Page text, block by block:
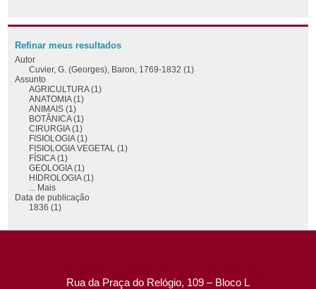
Refinar meus resultados
Autor
Cuvier, G. (Georges), Baron, 1769-1832 (1)
Assunto
AGRICULTURA (1)
ANATOMIA (1)
ANIMAIS (1)
BOTÂNICA (1)
CIRURGIA (1)
FISIOLOGIA (1)
FISIOLOGIA VEGETAL (1)
FÍSICA (1)
GEOLOGIA (1)
HIDROLOGIA (1)
... Mais
Data de publicação
1836 (1)
Rua da Praça do Relógio, 109 – Bloco L